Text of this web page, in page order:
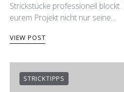
Strickstücke professionell
eurem Projekt nicht nur seine…
VIEW POST
STRICKTIPPS